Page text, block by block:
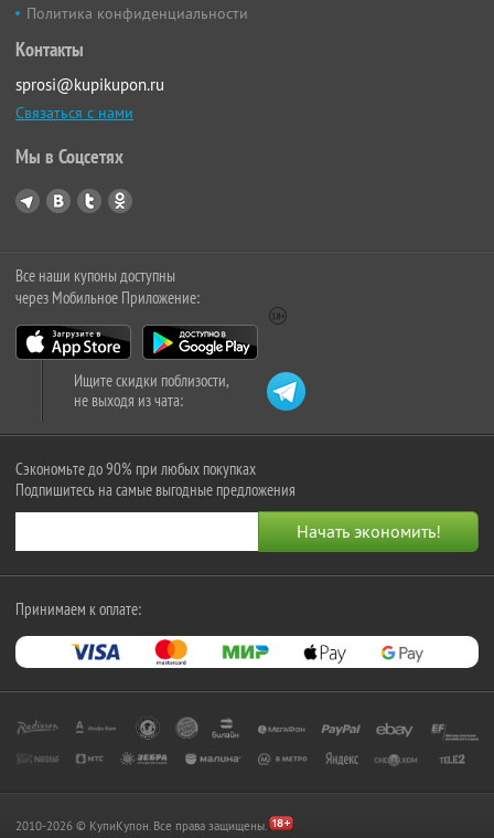
Политика конфиденциальности
Контакты
sprosi@kupikupon.ru
Связаться с нами
Мы в Соцсетях
Все наши купоны доступны
через Мобильное Приложение:
Ищите скидки поблизости,
не выходя из чата:
Сэкономьте до 90% при любых покупках
Подпишитесь на самые выгодные предложения
Принимаем к оплате:
2010-2026 © КупиКупон. Все права защищены.